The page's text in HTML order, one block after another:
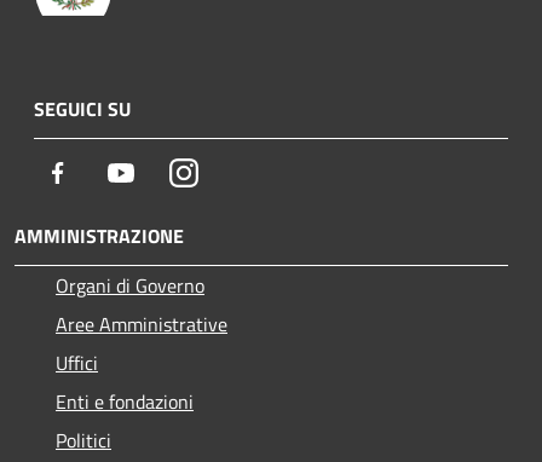
SEGUICI SU
Facebook YoutubeInstagram
AMMINISTRAZIONE
Organi di Governo
Aree Amministrative
Uffici
Enti e fondazioni
Politici